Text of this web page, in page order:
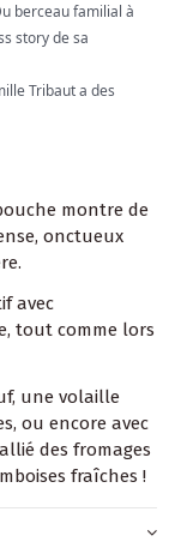
berceau familial à
story de sa
Tribaut a des
montre de
onctueux
avec
tout comme lors
une volaille
ou encore avec
des fromages
fraîches !